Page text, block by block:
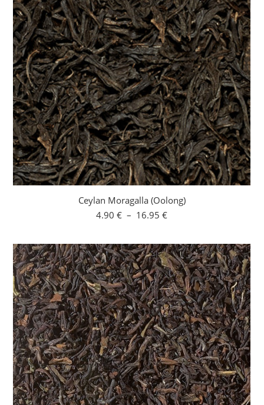
Ceylan Moragalla (Oolong)
4.90 € – 16.95 €Plage
4.90 €
à
16.95 €